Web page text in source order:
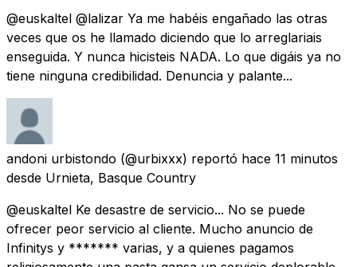
@euskaltel @lalizar Ya me habéis engañado las otras
veces que os he llamado diciendo que lo arreglariais
enseguida. Y nunca hicisteis NADA. Lo que digáis ya no
tiene ninguna credibilidad. Denuncia y palante...
andoni urbistondo (@urbixxx) reportó hace 11 minutos
desde Urnieta, Basque Country
@euskaltel Ke desastre de servicio... No se puede
ofrecer peor servicio al cliente. Mucho anuncio de
Infinitys y ******* varias, y a quienes pagamos